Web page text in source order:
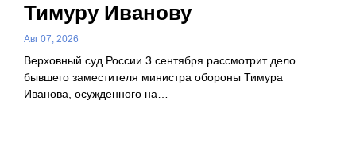
Тимуру Иванову
Авг 07, 2026
Верховный суд России 3 сентября рассмотрит дело
бывшего заместителя министра обороны Тимура
Иванова, осужденного на…